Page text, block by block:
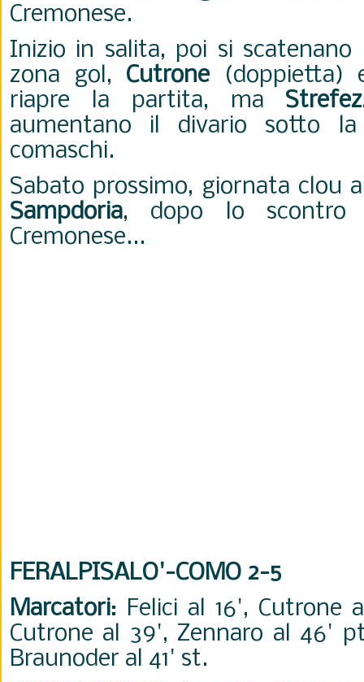
Cremonese.
Inizio in salita, poi si
zona gol, Cutrone(doppietta)
riapre la partita, ma
aumentano il divario sotto
comaschi.
Sabato prossimo, giornata clou
Sampdoria, dopo lo scontro
Cremonese...
FERALPISALO'-COMO 2-5
Marcatori: Felici al 16', Cutrone
Cutrone al 39', Zennaro al 46'
Braunoder al 41' st.